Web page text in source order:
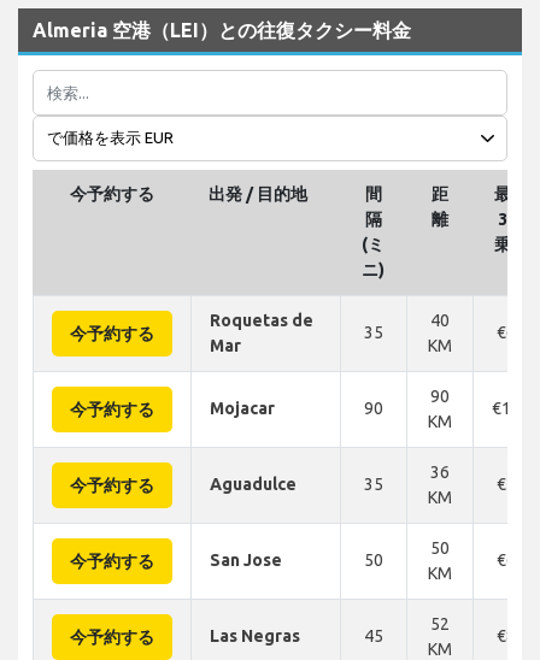
Almeria 空港（LEI）との往復タクシー料金
今予約する 出発 / 目的地
間
隔
(ミ
ニ)
距
離
最大
3の
乗客
今予約する
Roquetas de
Mar
35
40
KM
€69
今予約する Mojacar 90
90
KM
€125
今予約する Aguadulce 35
36
KM
€56
今予約する San Jose 50
50
KM
€64
今予約する Las Negras 45
52
KM
€83